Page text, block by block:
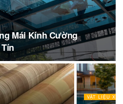
Mái Kính Cường
VẬT LIỆU